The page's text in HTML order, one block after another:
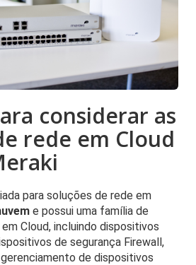
considerar as
rede em Cloud
para soluções de rede em
e possui uma família de
Cloud, incluindo dispositivos
de segurança Firewall,
de dispositivos